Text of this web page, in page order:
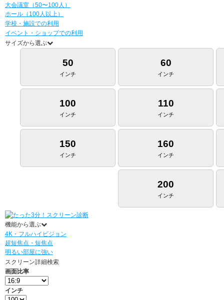
大会議室（50〜100人）
ホール（100人以上）
学校・施設での利用
イベント・ショップでの利用
サイズから選ぶ
50
インチ
60
インチ
100
インチ
110
インチ
150
インチ
160
インチ
200
インチ
機能から選ぶ
4K・フルハイビジョン
超短焦点・短焦点
明るい部屋に強い
スクリーン詳細検索
画面比率
インチ